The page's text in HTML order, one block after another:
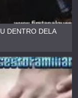
DENTRO DELA